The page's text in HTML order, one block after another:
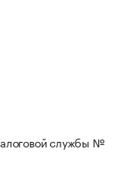
службы №